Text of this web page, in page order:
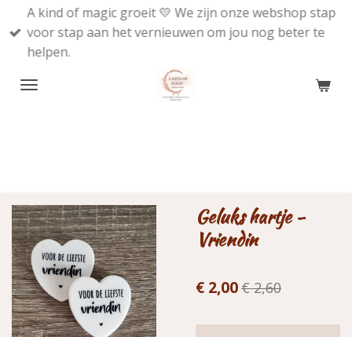
direct
naar
A kind of magic groeit 💛 We zijn onze webshop stap
voor stap aan het vernieuwen om jou nog beter te
helpen.
Geluks hartje -
Vriendin
€ 2,00€ 2,60